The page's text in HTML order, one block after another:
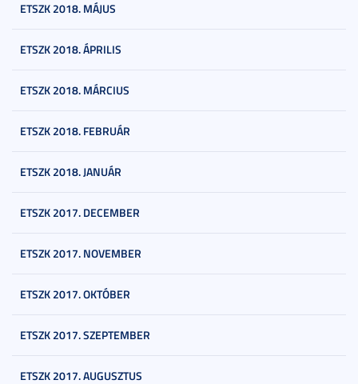
ETSZK 2018. MÁJUS
ETSZK 2018. ÁPRILIS
ETSZK 2018. MÁRCIUS
ETSZK 2018. FEBRUÁR
ETSZK 2018. JANUÁR
ETSZK 2017. DECEMBER
ETSZK 2017. NOVEMBER
ETSZK 2017. OKTÓBER
ETSZK 2017. SZEPTEMBER
ETSZK 2017. AUGUSZTUS